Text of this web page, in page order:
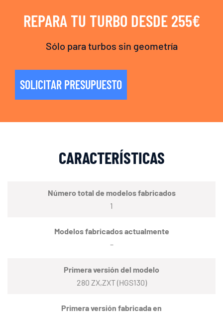
REPARA TU TURBO DESDE 255€
Sólo para turbos sin geometría
SOLICITAR PRESUPUESTO
CARACTERÍSTICAS
Número total de modelos fabricados
1
Modelos fabricados actualmente
–
Primera versión del modelo
280 ZX,ZXT (HGS130)
Primera versión fabricada en